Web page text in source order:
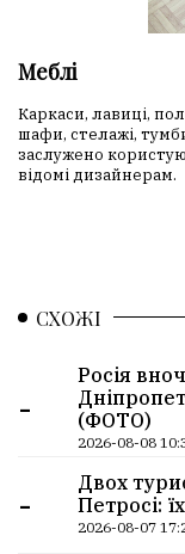
Меблі
Каркаси, лавиці,
шафи, стелажі,
заслужено
відомі дизайнерам.
СХОЖІ
-
Росія
(ФОТО)
2026-08-08
-
Двох
Петросі:
2026-08-07